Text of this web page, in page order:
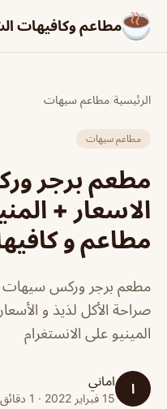
مطاعم وكافيهات
الرئيسية/مطاعم سيهات
مطاعم سيهات
مطعم برجر
الاسعار +
مطاعم و
مطعم برجر وركس سيهات
صراحة الأكل لذيذ و
المينيو على الانستغرام
ا اماني
15 فبراير 2022 · 1 دقائق قراءة